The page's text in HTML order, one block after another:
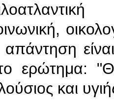
ερώτημα:
και